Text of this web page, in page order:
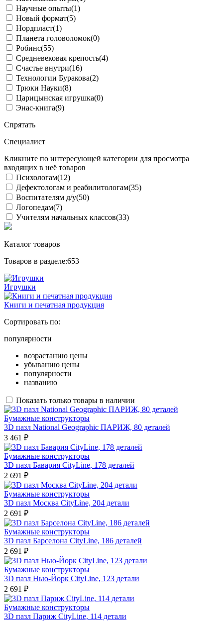
Научные опыты(1)
Новый формат(5)
Нордпласт(1)
Планета головоломок(0)
Робинс(55)
Средневековая крепость(4)
Счастье внутри(16)
Технологии Буракова(2)
Трюки Науки(8)
Царицынская игрушка(0)
Энас-книга(9)
Спрятать
Специалист
Кликните по интересующей категории для просмотра
входящих в неё товаров
Психологам(12)
Дефектологам и реабилитологам(35)
Воспитателям д/у(50)
Логопедам(7)
Учителям начальных классов(33)
Каталог товаров
Товаров в разделе:653
Игрушки
Книги и печатная продукция
Сортировать по:
популярности
возрастанию цены
убыванию цены
популярности
названию
Показать только товары в наличии
Бумажные конструкторы
3D пазл National Geographic ПАРИЖ, 80 деталей
3 461 ₽
Бумажные конструкторы
3D пазл Бавария CityLine, 178 деталей
2 691 ₽
Бумажные конструкторы
3D пазл Москва CityLine, 204 детали
2 691 ₽
Бумажные конструкторы
3D пазл Барселона CityLine, 186 деталей
2 691 ₽
Бумажные конструкторы
3D пазл Нью-Йорк CityLine, 123 детали
2 691 ₽
Бумажные конструкторы
3D пазл Париж CityLine, 114 детали